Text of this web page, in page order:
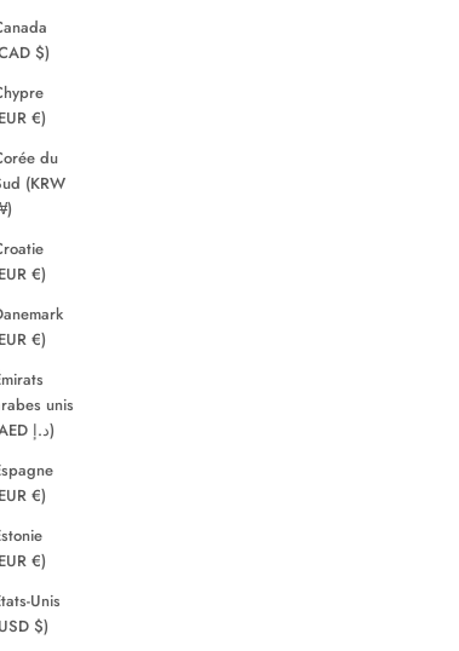
$)
€)
du
(KRW
€)
€)
unis
(AED د.إ)
€)
€)
Unis
$)